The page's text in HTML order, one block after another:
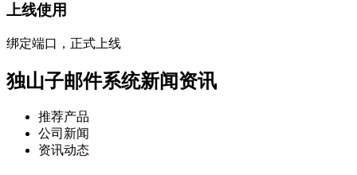
上线使用
绑定端口，正式上线
独山子邮件系统新闻资讯
推荐产品
公司新闻
资讯动态